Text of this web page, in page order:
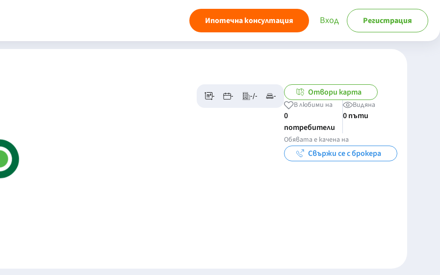
Ипотечна консултация Вход Регистрация
- - -/- - Отвори карта
В любими на
0
потребители
Видяна
0 пъти
Обявата е качена на
Свържи се с брокера